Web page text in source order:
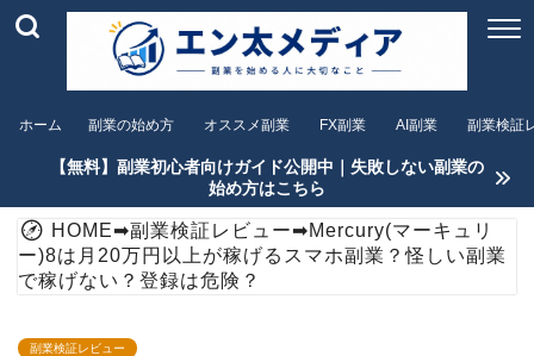
ホーム 副業の始め方 オススメ副業 FX副業 AI副業 副業検証
【無料】副業初心者向けガイド公開中｜失敗しない副業の
始め方はこちら
HOME➡副業検証レビュー➡Mercury(マーキュリ
ー)8は月20万円以上が稼げるスマホ副業？怪しい副業
で稼げない？登録は危険？
副業検証レビュー